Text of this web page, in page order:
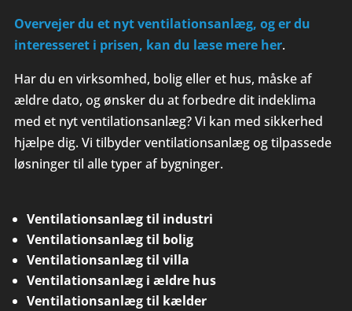
Overvejer du et nyt ventilationsanlæg, og er du
interesseret i prisen, kan du læse mere her.
Har du en virksomhed, bolig eller et hus, måske af
ældre dato, og ønsker du at forbedre dit indeklima
med et nyt ventilationsanlæg? Vi kan med sikkerhed
hjælpe dig. Vi tilbyder ventilationsanlæg og tilpassede
løsninger til alle typer af bygninger.
Ventilationsanlæg til industri
Ventilationsanlæg til bolig
Ventilationsanlæg til villa
Ventilationsanlæg i ældre hus
Ventilationsanlæg til kælder